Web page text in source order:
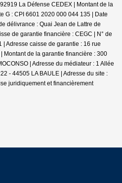
La Défense CEDEX | Montant de la
G : CPI 6601 2020 000 044 135 | Date
délivrance : Quai Jean de Lattre de
de garantie financière : CEGC | N° de
Adresse caisse de garantie : 16 rue
Montant de la garantie financière : 300
| Adresse du médiateur : 1 Allée
- 44505 LA BAULE | Adresse du site :
juridiquement et financièrement